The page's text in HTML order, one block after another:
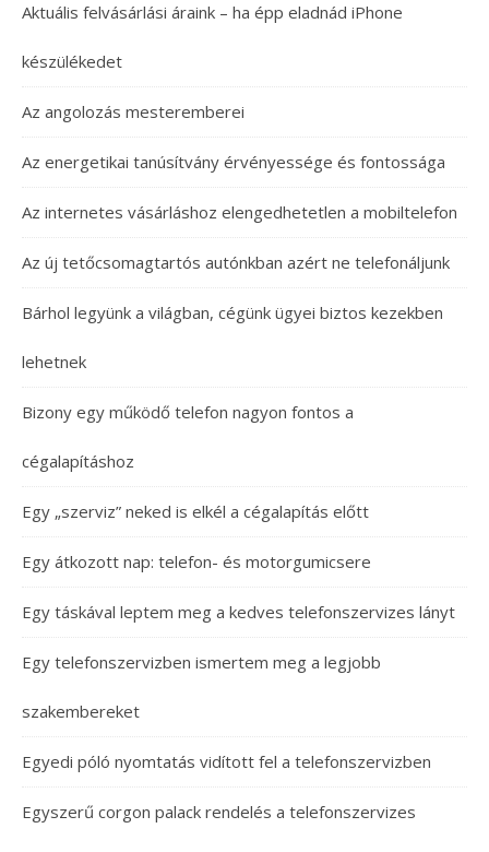
Aktuális felvásárlási áraink – ha épp eladnád iPhone
készülékedet
Az angolozás mesteremberei
Az energetikai tanúsítvány érvényessége és fontossága
Az internetes vásárláshoz elengedhetetlen a mobiltelefon
Az új tetőcsomagtartós autónkban azért ne telefonáljunk
Bárhol legyünk a világban, cégünk ügyei biztos kezekben
lehetnek
Bizony egy működő telefon nagyon fontos a
cégalapításhoz
Egy „szerviz” neked is elkél a cégalapítás előtt
Egy átkozott nap: telefon- és motorgumicsere
Egy táskával leptem meg a kedves telefonszervizes lányt
Egy telefonszervizben ismertem meg a legjobb
szakembereket
Egyedi póló nyomtatás vidított fel a telefonszervizben
Egyszerű corgon palack rendelés a telefonszervizes